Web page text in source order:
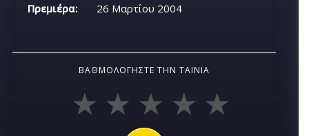
Πρεμιέρα:
26 Μαρτίου 2004
ΒΑΘΜΟΛΟΓΉΣΤΕ ΤΗΝ ΤΑΙΝΊΑ